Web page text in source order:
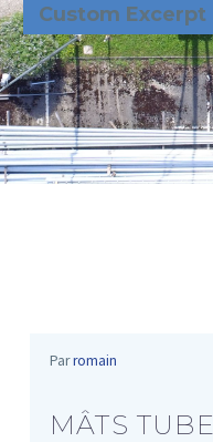
Custom Excerpt
Parromain
MÂTS